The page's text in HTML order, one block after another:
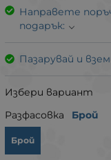
Направете
подарък:
Пазарувай и
Избери вариант
Разфасовка
Брой
Брой